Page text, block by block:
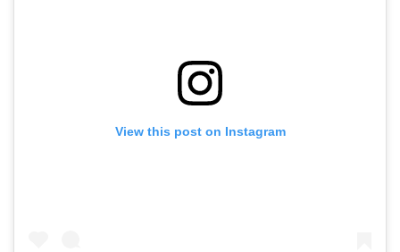
View this post on Instagram